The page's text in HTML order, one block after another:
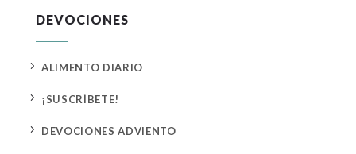
DEVOCIONES
5 ALIMENTO DIARIO
5 ¡SUSCRÍBETE!
5 DEVOCIONES ADVIENTO